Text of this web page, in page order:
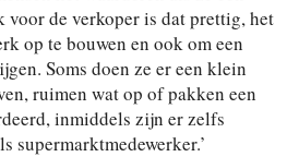
voor de verkoper is dat prettig, het
op te bouwen en ook om een
Soms doen ze er een klein
ruimen wat op of pakken een
inmiddels zijn er zelfs
supermarktmedewerker.’